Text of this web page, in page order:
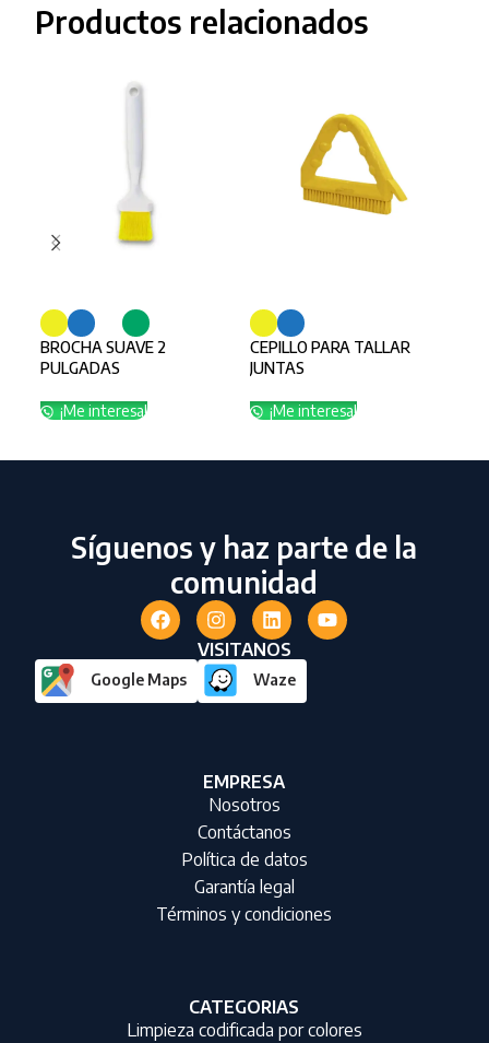
Productos relacionados
BROCHA SUAVE 2
PULGADAS
¡Me interesa!
CEPILLO PARA TALLAR
JUNTAS
¡Me interesa!
Síguenos y haz parte de la
comunidad
VISITANOS
Google Maps Waze
EMPRESA
Nosotros
Contáctanos
Política de datos
Garantía legal
Términos y condiciones
CATEGORIAS
Limpieza codificada por colores